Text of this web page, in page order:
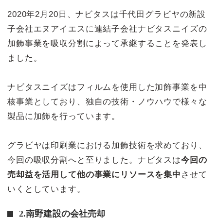
2020年2月20日、ナビタスは千代田グラビヤの新設
子会社エヌアイエスに連結子会社ナビタスニイズの
加飾事業を吸収分割によって承継することを発表し
ました。
ナビタスニイズはフィルムを使用した加飾事業を中
核事業としており、独自の技術・ノウハウで様々な
製品に加飾を行っています。
グラビヤは印刷業における加飾技術を求めており、
今回の吸収分割へと至りました。ナビタスは今回の
売却益を活用して他の事業にリソースを集中 させて
いくとしています。
2.南野建設の会社売却